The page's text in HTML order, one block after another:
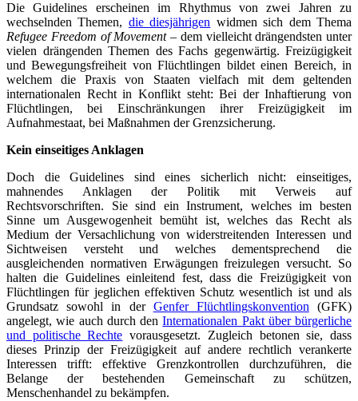
Die Guidelines erscheinen im Rhythmus von zwei Jahren zu
wechselnden Themen, die diesjährigen widmen sich dem Thema
Refugee Freedom of Movement – dem vielleicht drängendsten unter
vielen drängenden Themen des Fachs gegenwärtig. Freizügigkeit
und Bewegungsfreiheit von Flüchtlingen bildet einen Bereich, in
welchem die Praxis von Staaten vielfach mit dem geltenden
internationalen Recht in Konflikt steht: Bei der Inhaftierung von
Flüchtlingen, bei Einschränkungen ihrer Freizügigkeit im
Aufnahmestaat, bei Maßnahmen der Grenzsicherung.
Kein einseitiges Anklagen
Doch die Guidelines sind eines sicherlich nicht: einseitiges,
mahnendes Anklagen der Politik mit Verweis auf
Rechtsvorschriften. Sie sind ein Instrument, welches im besten
Sinne um Ausgewogenheit bemüht ist, welches das Recht als
Medium der Versachlichung von widerstreitenden Interessen und
Sichtweisen versteht und welches dementsprechend die
ausgleichenden normativen Erwägungen freizulegen versucht. So
halten die Guidelines einleitend fest, dass die Freizügigkeit von
Flüchtlingen für jeglichen effektiven Schutz wesentlich ist und als
Grundsatz sowohl in der Genfer Flüchtlingskonvention(GFK)
angelegt, wie auch durch denInternationalen Pakt über bürgerliche
und politische Rechte vorausgesetzt. Zugleich betonen sie, dass
dieses Prinzip der Freizügigkeit auf andere rechtlich verankerte
Interessen trifft: effektive Grenzkontrollen durchzuführen, die
Belange der bestehenden Gemeinschaft zu schützen,
Menschenhandel zu bekämpfen.